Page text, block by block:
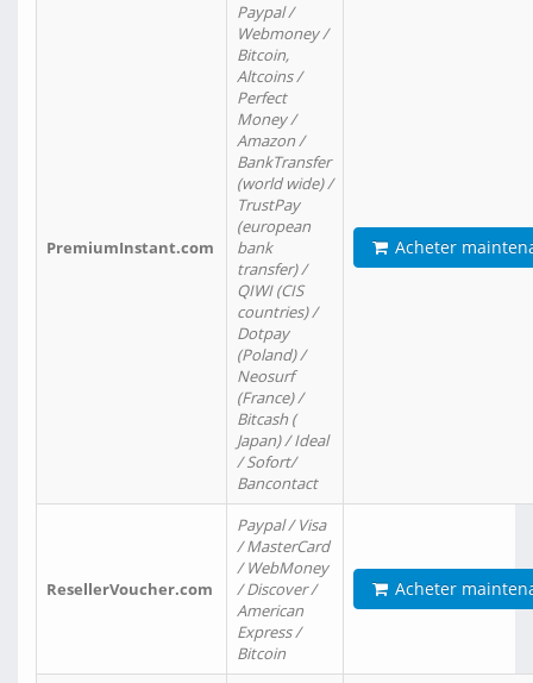
PremiumInstant.com
Paypal /
Webmoney /
Bitcoin,
Altcoins /
Perfect
Money /
Amazon /
BankTransfer
(world wide) /
TrustPay
(european
bank
transfer) /
QIWI (CIS
countries) /
Dotpay
(Poland) /
Neosurf
(France) /
Bitcash (
Japan) / Ideal
/ Sofort/
Bancontact
Acheter
ResellerVoucher.com
Paypal / Visa
/ MasterCard
/ WebMoney
/ Discover /
American
Express /
Bitcoin
Acheter